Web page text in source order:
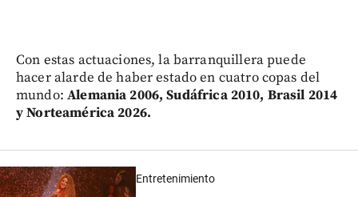
Con estas actuaciones, la barranquillera puede
hacer alarde de haber estado en cuatro copas del
mundo:Alemania 2006, Sudáfrica 2010, Brasil 2014
y Norteamérica 2026.
Entretenimiento